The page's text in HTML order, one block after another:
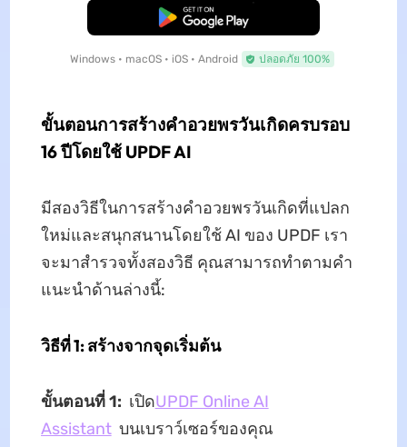
ดาวน์โหลดฟรี
Windows • macOS • iOS • Android ปลอดภัย 100%
ขั้นตอนการสร้างคำอวยพรวันเกิดครบรอบ
16 ปีโดยใช้ UPDF AI
มีสองวิธีในการสร้างคำอวยพรวันเกิดที่แปลก
ใหม่และสนุกสนานโดยใช้ AI ของ UPDF เรา
จะมาสำรวจทั้งสองวิธี คุณสามารถทำตามคำ
แนะนำด้านล่างนี้:
วิธีที่ 1: สร้างจากจุดเริ่มต้น
ขั้นตอนที่ 1: เปิดUPDF Online AI
Assistantบนเบราว์เซอร์ของคุณ